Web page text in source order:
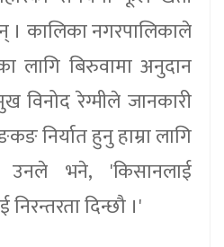
। कालिका नगरपालिकाले
लागि बिरुवामा अनुदान
विनोद रेग्मीले जानकारी
निर्यात हुनु हाम्रा लागि
भने, 'किसानलाई
निरन्तरता दिन्छौ ।'